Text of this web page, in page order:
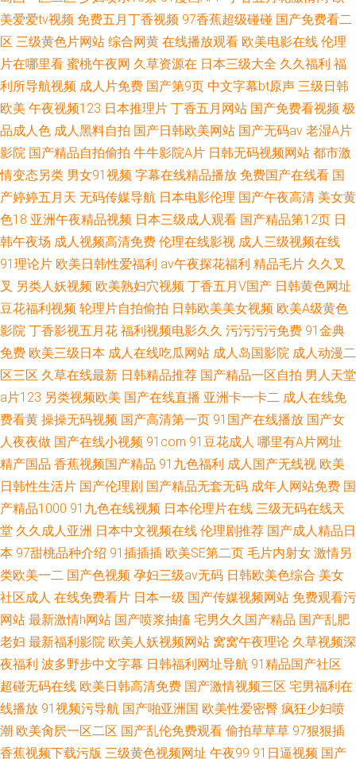
美爱爱tv视频 免费五月丁香视频 97香蕉超级碰碰 国产免费看二
区 三级黄色片网站 综合网黄 在线播放观看 欧美电影在线 伦理
片在哪里看 蜜桃午夜网 久草资源在 日本三级大全 久久福利 福
利所导航视频 成人片免费 国产第9页 中文字幕bt原声 三级日韩
欧美 午夜视频123 日本推理片 丁香五月网站 国产免费看视频 极
品成人色 成人黑料自拍 国产日韩欧美网站 国产无码av 老湿A片
影院 国产精品自拍偷拍 牛牛影院A片 日韩无码视频网站 都市激
情变态另类 男女91视频 字幕在线精品播放 免费国产在线看 国
产婷婷五月天 无码传媒导航 日本电影伦理 国产午夜高清 美女黄
色18 亚洲午夜精品视频 日本三级成人观看 国产精品第12页 日
韩午夜场 成人视频高清免费 伦理在线影视 成人三级视频在线
91理论片 欧美日韩性爱福利 av午夜探花福利 精品毛片 久久叉
叉 另类人妖视频 欧美熟妇穴视频 丁香五月V国产 日韩黄色网址
豆花福利视频 轮理片自拍偷拍 日韩欧美美女视频 欧美A级黄色
影院 丁香影视五月花 福利视频电影久久 污污污污免费 91金典
免费 欧美三级日本 成人在线吃瓜网站 成人岛国影院 成人动漫二
区三区 久草在线最新 日韩精品推荐 国产精品一区自拍 男人天堂
a片123 另类视频欧美 国产在线直播 亚洲卡一卡二 成人在线免
费看黄 操操无码视频 国产高清第一页 91国产在线播放 国产女
人夜夜做 国产在线小视频 91com 91豆花成人 哪里有A片网址
精产国品 香蕉视频国产精品 91九色福利 成人国产无线视 欧美
日韩性生活片 国产伦理剧 国产精品无套无码 成年人网站免费 国
产精品1000 91九色在线视频 日本伦理片在线 三级无码在线天
堂 久久成人亚洲 日本中文视频在线 伦理剧推荐 国产成人精品日
本 97甜桃品种介绍 91插插插 欧美SE第二页 毛片内射女 激情另
类欧美一二 国产色视频 孕妇三级av无码 日韩欧美色综合 美女
社区成人 在线免费看片 日本一级 国产传媒视频网站 免费观看污
网站 最新激情h网站 国产喷浆抽搐 宅男久久国产精品 国产乱肥
老妇 最新福利影院 欧美人妖视频网站 窝窝午夜理论 久草视频深
夜福利 波多野步中文字幕 日韩福利网址导航 91精品国产社区
超碰无码在线 欧美日韩高清免费 国产激情视频三区 宅男福利在
线播放 91视频污导航 国产啪亚洲国 欧美性爱密臀 疯狂少妇喷
潮 欧美肏屄一区二区 国产乱伦免费观看 偷拍草草草 97狠狠插
香蕉视频下载污版 三级黄色视频网址 午夜99 91日逼视频 国产